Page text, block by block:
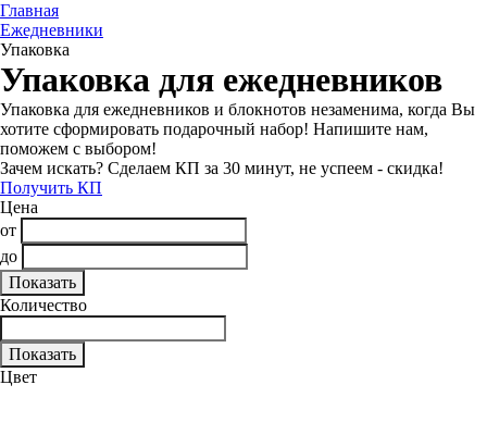
Главная
Ежедневники
Упаковка
Упаковка для ежедневников
Упаковка для ежедневников и блокнотов незаменима, когда Вы
хотите сформировать подарочный набор! Напишите нам,
поможем с выбором!
Зачем искать? Сделаем КП за 30 минут, не успеем - скидка!
Получить КП
Цена
от
до
Количество
Цвет